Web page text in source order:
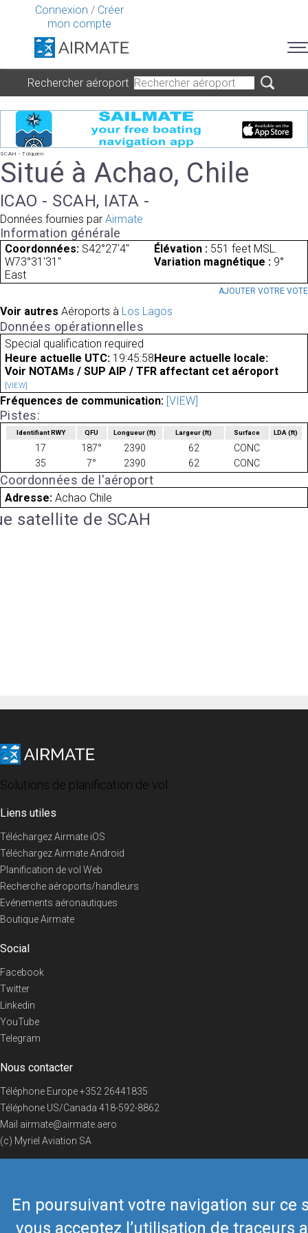
Connexion / Créer
mon compte
En poursuivant votre navigation sur ce
vous acceptez l’utilisation de traceurs
Rechercher aéroport
SCAH - Tolquien
Situé à Achao, Chile
ICAO - SCAH, IATA -
Données fournies par Airmate
Information générale
Coordonnées: S42°27'4"
W73°31'31"
Élévation : 551 feet MSL.
Variation magnétique : 9°
East
AJOUTER VOTRE VOTE
Voir autres Aéroports à Los Lagos
Données opérationnelles
Special qualification required
Heure actuelle UTC: 19:45:58 Heure actuelle locale:
Voir NOTAMs / SUP AIP / TFR affectant cet aéroport
[VIEW]
Fréquences de communication: [VIEW]
Pistes:
Identifiant RWY QFU Longueur(ft) Largeur(ft) Surface LDA(ft)
17 187° 2390 62
CONC
35
7° 2390 62 CONC
Coordonnées de l'aéroport
Adresse: Achao Chile
satellite de SCAH
Solutions de planification de vol
Liens utiles
Téléchargez Airmate iOS
Téléchargez Airmate Android
Planification de vol Web
Recherche aéroports/handleurs
Evénements aéronautiques
Boutique Airmate
Social
Facebook
Twitter
Linkedin
YouTube
Telegram
Nous contacter
Téléphone Europe+352 26441835
Téléphone US/Canada 418-592-8862
Mail airmate@airmate.aero
(c) Myriel Aviation SA
© 2019 Airmate - Conditions d'utilisation -Vie privée Back to top